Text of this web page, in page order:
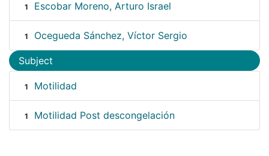
1 Escobar Moreno, Arturo Israel
1 Ocegueda Sánchez, Víctor Sergio
Subject
1 Motilidad
1 Motilidad Post descongelación